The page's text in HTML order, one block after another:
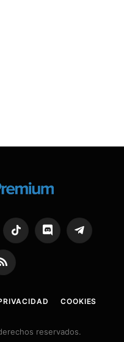
TikTok Discord Telegram
RSS
COOKIES
reservados.